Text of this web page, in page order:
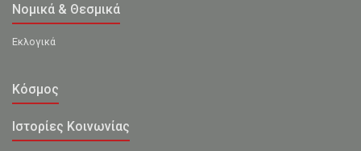
Νομικά & Θεσμικά
Εκλογικά
Κόσμος
Ιστορίες Κοινωνίας